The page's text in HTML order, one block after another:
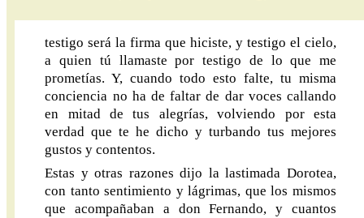
testigo será la firma que hiciste, y testigo el cielo,
a quien tú llamaste por testigo de lo que me
prometías. Y, cuando todo esto falte, tu misma
conciencia no ha de faltar de dar voces callando
en mitad de tus alegrías, volviendo por esta
verdad que te he dicho y turbando tus mejores
gustos y contentos.
Estas y otras razones dijo la lastimada Dorotea,
con tanto sentimiento y lágrimas, que los mismos
que acompañaban a don Fernando, y cuantos